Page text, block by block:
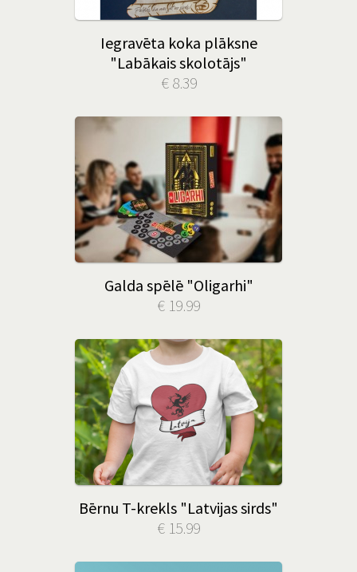
Iegravēta koka plāksne
"Labākais skolotājs"
€ 8.39
Galda spēlē "Oligarhi"
€ 19.99
Bērnu T-krekls "Latvijas sirds"
€ 15.99